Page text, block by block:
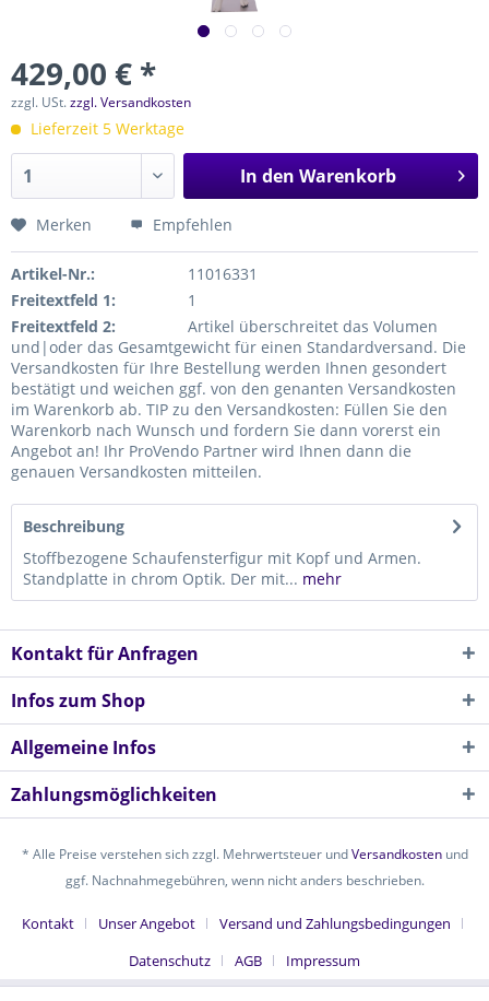
429,00 € *
zzgl. USt.zzgl. Versandkosten
Lieferzeit 5 Werktage
In den Warenkorb
Merken Empfehlen
Artikel-Nr.:
11016331
Freitextfeld 1:
1
Freitextfeld 2:
Artikel überschreitet das Volumen
und|oder das Gesamtgewicht für einen Standardversand. Die
Versandkosten für Ihre Bestellung werden Ihnen gesondert
bestätigt und weichen ggf. von den genanten Versandkosten
im Warenkorb ab. TIP zu den Versandkosten: Füllen Sie den
Warenkorb nach Wunsch und fordern Sie dann vorerst ein
Angebot an! Ihr ProVendo Partner wird Ihnen dann die
genauen Versandkosten mitteilen.
Beschreibung
Stoffbezogene Schaufensterfigur mit Kopf und Armen.
Standplatte in chrom Optik. Der mit... mehr
Kontakt für Anfragen
Infos zum Shop
Allgemeine Infos
Zahlungsmöglichkeiten
* Alle Preise verstehen sich zzgl. Mehrwertsteuer undVersandkostenund
ggf. Nachnahmegebühren, wenn nicht anders beschrieben.
Kontakt Unser Angebot
Versand und Zahlungsbedingungen
Datenschutz
AGB Impressum